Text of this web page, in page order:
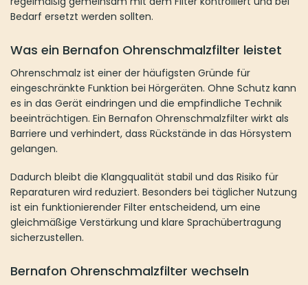
Bedarf ersetzt werden sollten.
Was ein Bernafon Ohrenschmalzfilter leistet
Ohrenschmalz ist einer der häufigsten Gründe für
eingeschränkte Funktion bei Hörgeräten. Ohne Schutz kann
es in das Gerät eindringen und die empfindliche Technik
beeinträchtigen. Ein Bernafon Ohrenschmalzfilter wirkt als
Barriere und verhindert, dass Rückstände in das Hörsystem
gelangen.
Dadurch bleibt die Klangqualität stabil und das Risiko für
Reparaturen wird reduziert. Besonders bei täglicher Nutzung
ist ein funktionierender Filter entscheidend, um eine
gleichmäßige Verstärkung und klare Sprachübertragung
sicherzustellen.
Bernafon Ohrenschmalzfilter wechseln